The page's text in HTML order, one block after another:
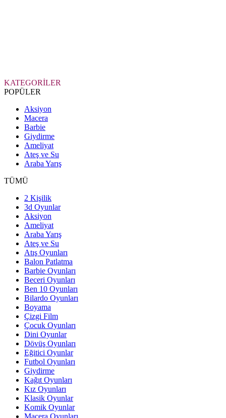
KATEGORİLER
POPÜLER
Aksiyon
Macera
Barbie
Giydirme
Ameliyat
Ateş ve Su
Araba Yarış
TÜMÜ
2 Kişilik
3d Oyunlar
Aksiyon
Ameliyat
Araba Yarış
Ateş ve Su
Atış Oyunları
Balon Patlatma
Barbie Oyunları
Beceri Oyunları
Ben 10 Oyunları
Bilardo Oyunları
Boyama
Çizgi Film
Çocuk Oyunları
Dini Oyunlar
Dövüş Oyunları
Eğitici Oyunlar
Futbol Oyunları
Giydirme
Kağıt Oyunları
Kız Oyunları
Klasik Oyunlar
Komik Oyunlar
Macera Oyunları